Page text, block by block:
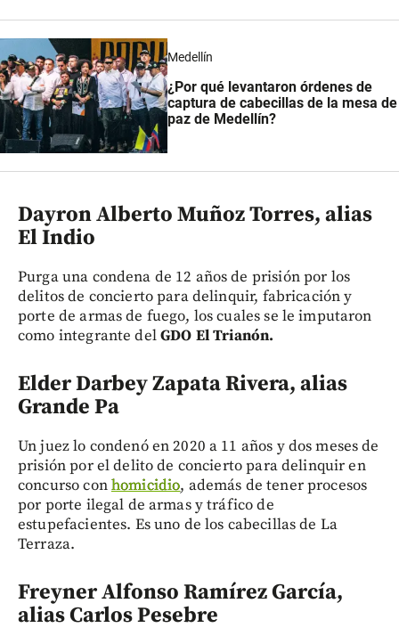
Medellín
¿Por qué levantaron órdenes de
captura de cabecillas de la mesa de
paz de Medellín?
Dayron Alberto Muñoz Torres, alias
El Indio
Purga una condena de 12 años de prisión por los
delitos de concierto para delinquir, fabricación y
porte de armas de fuego, los cuales se le imputaron
como integrante delGDO El Trianón.
Elder Darbey Zapata Rivera, alias
Grande Pa
Un juez lo condenó en 2020 a 11 años y dos meses de
prisión por el delito de concierto para delinquir en
concurso conhomicidio, además de tener procesos
por porte ilegal de armas y tráfico de
estupefacientes. Es uno de los cabecillas de La
Terraza.
Freyner Alfonso Ramírez García,
alias Carlos Pesebre